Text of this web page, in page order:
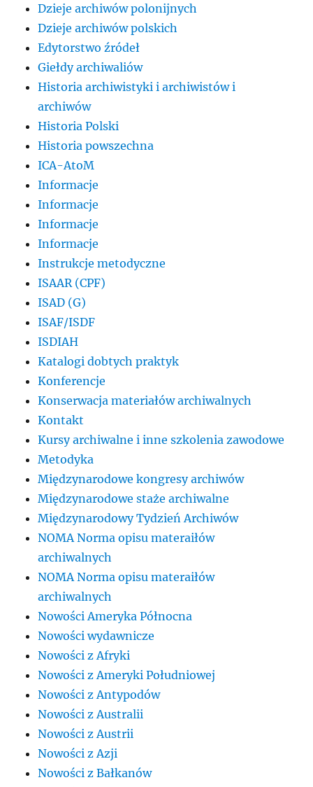
Dzieje archiwów polonijnych
Dzieje archiwów polskich
Edytorstwo źródeł
Giełdy archiwaliów
Historia archiwistyki i archiwistów i
archiwów
Historia Polski
Historia powszechna
ICA-AtoM
Informacje
Informacje
Informacje
Informacje
Instrukcje metodyczne
ISAAR (CPF)
ISAD (G)
ISAF/ISDF
ISDIAH
Katalogi dobtych praktyk
Konferencje
Konserwacja materiałów archiwalnych
Kontakt
Kursy archiwalne i inne szkolenia zawodowe
Metodyka
Międzynarodowe kongresy archiwów
Międzynarodowe staże archiwalne
Międzynarodowy Tydzień Archiwów
NOMA Norma opisu materaiłów
archiwalnych
NOMA Norma opisu materaiłów
archiwalnych
Nowości Ameryka Północna
Nowości wydawnicze
Nowości z Afryki
Nowości z Ameryki Południowej
Nowości z Antypodów
Nowości z Australii
Nowości z Austrii
Nowości z Azji
Nowości z Bałkanów